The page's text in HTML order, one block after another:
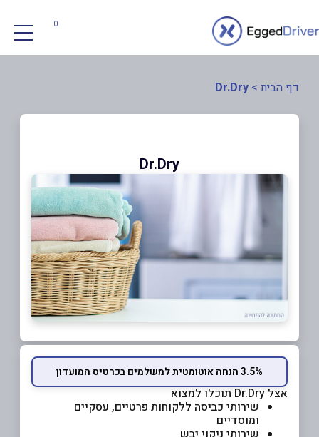
0
דף הבית >
Dr.Dry
Dr.Dry
3.5% הנחה אוטומטית למשלמים בכרטיס המועדון
אצל Dr.Dry תוכלו למצוא
שירותי כביסה ללקוחות פרטיים, עסקיים
ומוסדיים